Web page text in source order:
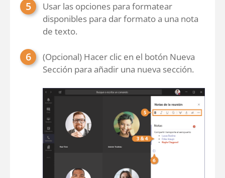
Usar las opciones para formatear
disponibles para dar formato a una nota
de texto.
(Opcional) Hacer clic en el botón Nueva
Sección para añadir una nueva sección.